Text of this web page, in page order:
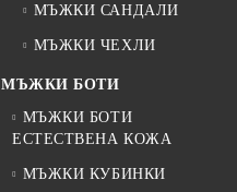
МЪЖКИ САНДАЛИ
МЪЖКИ ЧЕХЛИ
МЪЖКИ БОТИ
МЪЖКИ БОТИ
ЕСТЕСТВЕНА КОЖА
МЪЖКИ КУБИНКИ